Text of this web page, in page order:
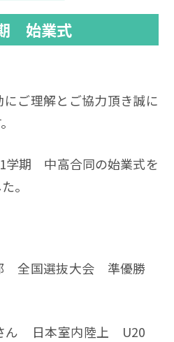
始業式
ご理解とご協力頂き誠に
期 中高合同の始業式を
。
全国選抜大会 準優勝
ん 日本室内陸上 U20